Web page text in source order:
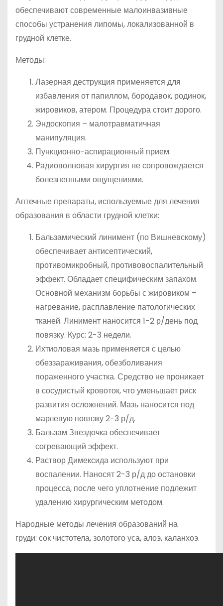
обеспечивают современные малоинвазивные
способы устранения липомы, локализованной в
грудной клетке.
Методы:
Лазерная деструкция применяется для
избавления от папиллом, бородавок, родинок,
жировиков, атером. Процедура стоит дорого.
Эндоскопия – малотравматичная
манипуляция.
Пункционно-аспирационный прием.
Радиоволновая хирургия не сопровождается
болезненными ощущениями.
Аптечные препараты, используемые для лечения
образования в области грудной клетки:
Бальзамический линимент (по Вишневскому)
обеспечивает антисептический,
противомикробный, противовоспалительный
эффект. Обладает специфическим запахом.
Основной механизм борьбы с жировиком –
нагревание, расплавление патологических
тканей. Линимент наносится 1-2 р/день под
повязку. Курс: 2-3 недели.
Ихтиоловая мазь применяется с целью
обеззараживания, обезболивания
пораженного участка. Средство не проникает
в сосудистый кровоток, что уменьшает риск
развития осложнений. Мазь наносится под
марлевую повязку 2-3 р/д.
Бальзам Звездочка обеспечивает
согревающий эффект.
Раствор Димексида используют при
воспалении. Наносят 2-3 р/д до остановки
процесса, после чего уплотнение подлежит
удалению хирургическим методом.
Народные методы лечения образований на
груди: сок чистотела, золотого уса, алоэ, каланхоэ.